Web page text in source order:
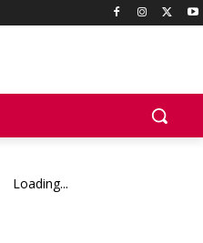
Loading...